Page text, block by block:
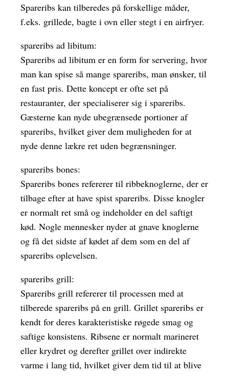
Spareribs kan tilberedes på forskellige måder,
f.eks. grillede, bagte i ovn eller stegt i en airfryer.
spareribs ad libitum:
Spareribs ad libitum er en form for servering, hvor
man kan spise så mange spareribs, man ønsker, til
en fast pris. Dette koncept er ofte set på
restauranter, der specialiserer sig i spareribs.
Gæsterne kan nyde ubegrænsede portioner af
spareribs, hvilket giver dem muligheden for at
nyde denne lækre ret uden begrænsninger.
spareribs bones:
Spareribs bones refererer til ribbeknoglerne, der er
tilbage efter at have spist spareribs. Disse knogler
er normalt ret små og indeholder en del saftigt
kød. Nogle mennesker nyder at gnave knoglerne
og få det sidste af kødet af dem som en del af
spareribs oplevelsen.
spareribs grill:
Spareribs grill refererer til processen med at
tilberede spareribs på en grill. Grillet spareribs er
kendt for deres karakteristiske røgede smag og
saftige konsistens. Ribsene er normalt marineret
eller krydret og derefter grillet over indirekte
varme i lang tid, hvilket giver dem tid til at blive